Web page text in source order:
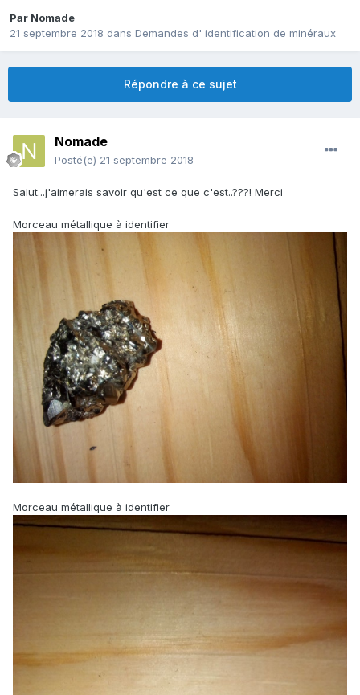
Par Nomade
21 septembre 2018 dans Demandes d' identification de minéraux
Répondre à ce sujet
Nomade
Posté(e) 21 septembre 2018
Salut...j'aimerais savoir qu'est ce que c'est..???! Merci
Morceau métallique à identifier
Morceau métallique à identifier